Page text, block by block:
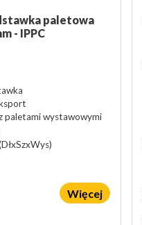
paletowa
- IPPC
paletami wystawowymi
Więcej